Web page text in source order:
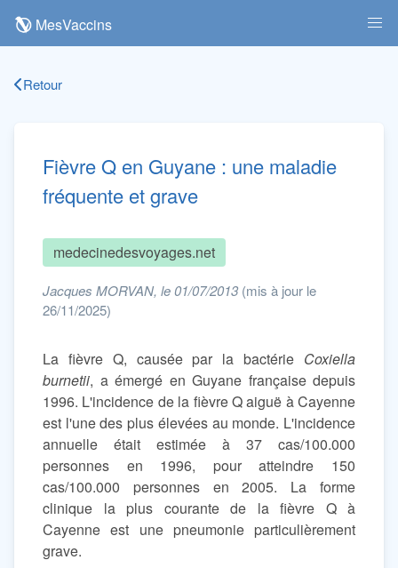
MesVaccins
Retour
Fièvre Q en Guyane : une maladie
fréquente et grave
medecinedesvoyages.net
Jacques MORVAN, le 01/07/2013 (mis à jour le
26/11/2025)
La fièvre Q, causée par la bactérie Coxiella
burnetii, a émergé en Guyane française depuis
1996. L'incidence de la fièvre Q aiguë à Cayenne
est l'une des plus élevées au monde. L'incidence
annuelle était estimée à 37 cas/100.000
personnes en 1996, pour atteindre 150
cas/100.000 personnes en 2005. La forme
clinique la plus courante de la fièvre Q à
Cayenne est une pneumonie particulièrement
grave.